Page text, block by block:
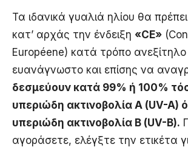
Τα ιδανικά γυαλιά ηλίου θα
κατ’ αρχάς την ένδειξη «CE»
Européene) κατά τρόπο ανεξίτηλο
ευανάγνωστο και επίσης να
δεσμεύουν κατά 99% ή 100%
υπεριώδη ακτινοβολία Α (UV-A)
υπεριώδη ακτινοβολία Β (UV-B).
αγοράσετε, ελέγξτε την ετικέτα